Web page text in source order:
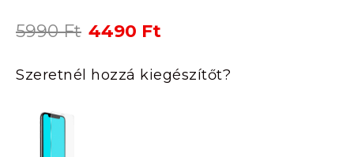
5990Ft Original
was:
5990 Ft.
4490 Ft
is:
4490 Ft.
Szeretnél hozzá kiegészítőt?